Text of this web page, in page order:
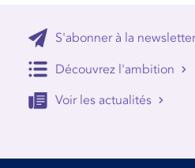
S'abonner à la newsletter
Découvrez l'ambition
Voir les actualités